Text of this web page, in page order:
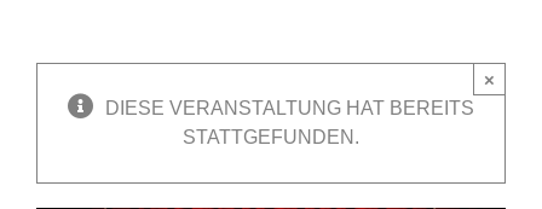
DIESE VERANSTALTUNG HAT BEREITS
STATTGEFUNDEN.
×